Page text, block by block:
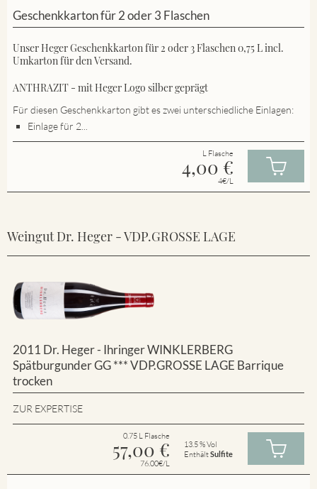
Geschenkkarton für 2 oder 3 Flaschen
Unser Heger Geschenkkarton für 2 oder 3 Flaschen 0,75 L incl.
Umkarton für den Versand.
ANTHRAZIT - mit Heger Logo silber geprägt
Für diesen Geschenkkarton gibt es zwei unterschiedliche Einlagen:
Einlage für 2...
L Flasche
4,00 €
4€/L
Weingut Dr. Heger - VDP.GROSSE LAGE
2011 Dr. Heger - Ihringer WINKLERBERG
Spätburgunder GG *** VDP.GROSSE LAGE Barrique
trocken
ZUR EXPERTISE
0.75 L Flasche
57,00 €
76.00€/L
13.5 % Vol
EnthältSulfite